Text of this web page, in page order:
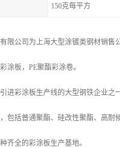
150克每平方
限公司为上海大型涂镀类钢材销
涂板，PE聚酯彩涂卷。
进彩涂板生产线的大型钢铁企业之
包括普通聚酯、硅改性聚酯、高耐
齐全的彩涂板生产基地。